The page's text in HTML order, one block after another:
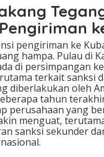
p
o
r
pengiriman ke
hampa. Pulau di
di persimpangan
terkait sanksi
diberlakukan oleh
tahun
perusahaan yang
menguat,
sanksi sekunder